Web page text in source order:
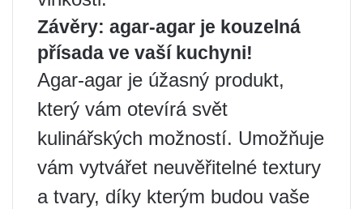
Závěry: agar-agar je kouzelná
přísada ve vaší kuchyni!
Agar-agar je úžasný produkt,
který vám otevírá svět
kulinářských možností. Umožňuje
vám vytvářet neuvěřitelné textury
a tvary, díky kterým budou vaše